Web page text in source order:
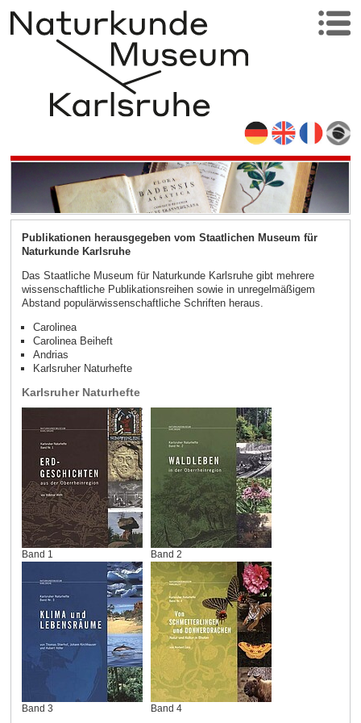
Publikationen herausgegeben vom Staatlichen Museum für
Naturkunde Karlsruhe
Das Staatliche Museum für Naturkunde Karlsruhe gibt mehrere
wissenschaftliche Publikationsreihen sowie in unregelmäßigem
Abstand populärwissenschaftliche Schriften heraus.
Carolinea
Carolinea Beiheft
Andrias
Karlsruher Naturhefte
Karlsruher Naturhefte
Band 1 Band 2
Band 3 Band 4